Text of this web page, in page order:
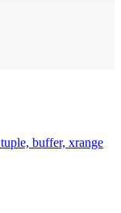
buffer, xrange